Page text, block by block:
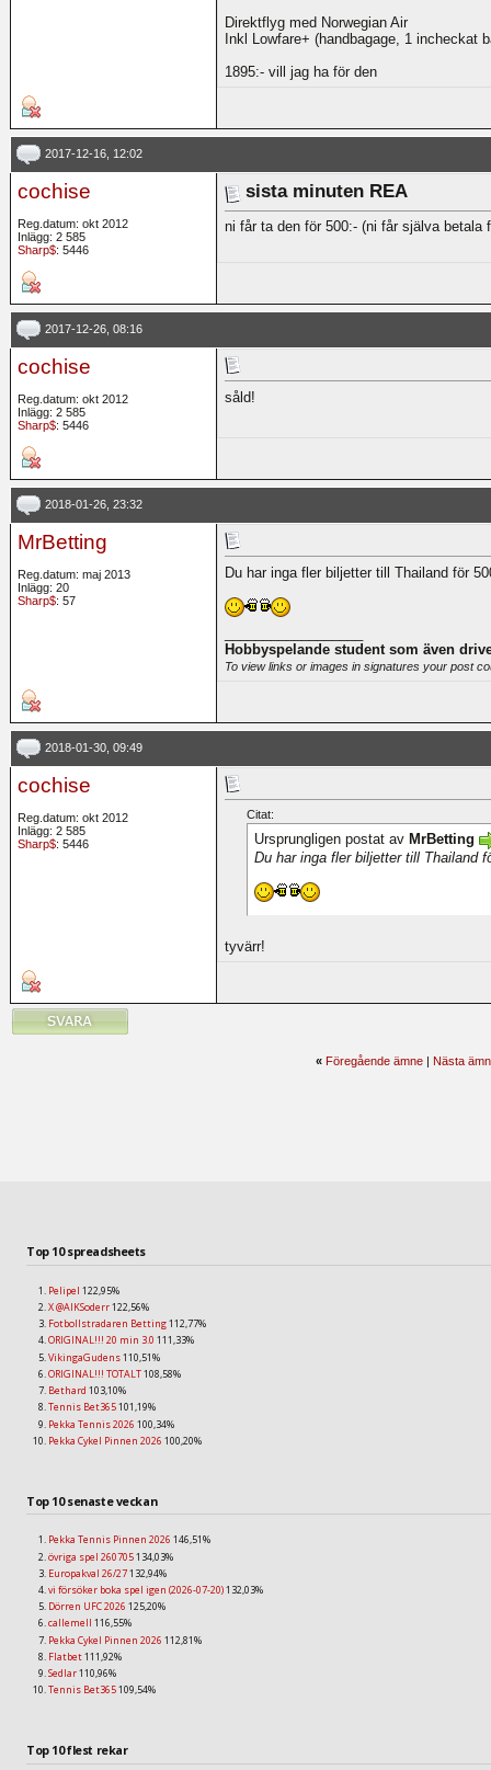
Direktflyg med Norwegian Air
Inkl Lowfare+ (handbagage, 1 incheckat
1895:- vill jag ha för den
2017-12-16, 12:02
cochise
Reg.datum: okt 2012
Inlägg: 2 585
Sharp$: 5446
sista minuten REA
ni får ta den för 500:- (ni får själva betala
2017-12-26, 08:16
cochise
Reg.datum: okt 2012
Inlägg: 2 585
Sharp$: 5446
såld!
2018-01-26, 23:32
MrBetting
Reg.datum: maj 2013
Inlägg: 20
Sharp$: 57
Du har inga fler biljetter till Thailand för
Hobbyspelande student som även
To view links or images in signatures your post
2018-01-30, 09:49
cochise
Reg.datum: okt 2012
Inlägg: 2 585
Sharp$: 5446
Citat:
Ursprungligen postat av MrBetting
Du har inga fler biljetter till Thailand
tyvärr!
« Föregående ämne| Nästa
Top 10 spreadsheets
Pelipel 122,95%
X @AIKSoderr122,56%
Fotbollstradaren Betting112,77%
ORIGINAL!!! 20 min 3.0 111,33%
VikingaGudens110,51%
ORIGINAL!!! TOTALT108,58%
Bethard 103,10%
Tennis Bet365101,19%
Pekka Tennis 2026 100,34%
Pekka Cykel Pinnen 2026 100,20%
Top 10 senaste veckan
Pekka Tennis Pinnen 2026 146,51%
övriga spel 260705134,03%
Europakval 26/27132,94%
vi försöker boka spel igen (2026-07-20)132,03%
Dörren UFC 2026 125,20%
callemell 116,55%
Pekka Cykel Pinnen 2026 112,81%
Flatbet111,92%
Sedlar110,96%
Tennis Bet365109,54%
Top 10 flest rekar